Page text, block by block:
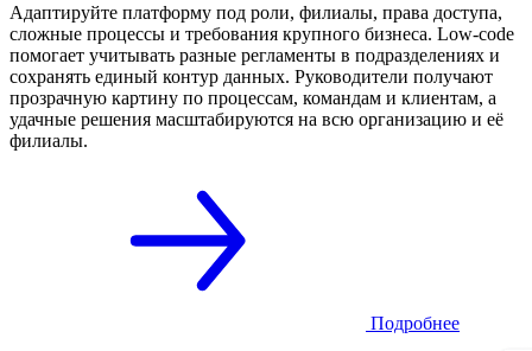
Адаптируйте платформу под роли, филиалы, права доступа,
сложные процессы и требования крупного бизнеса. Low-code
помогает учитывать разные регламенты в подразделениях и
сохранять единый контур данных. Руководители получают
прозрачную картину по процессам, командам и клиентам, а
удачные решения масштабируются на всю организацию и её
филиалы.
Подробнее